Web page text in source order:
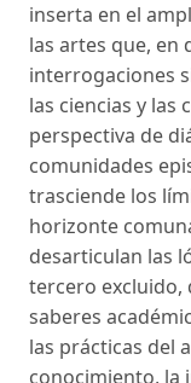
inserta en el
las artes que, en
interrogaciones
las ciencias y las
perspectiva de
comunidades
trasciende los
horizonte
desarticulan las
tercero excluido,
saberes
las prácticas del
conocimiento, la